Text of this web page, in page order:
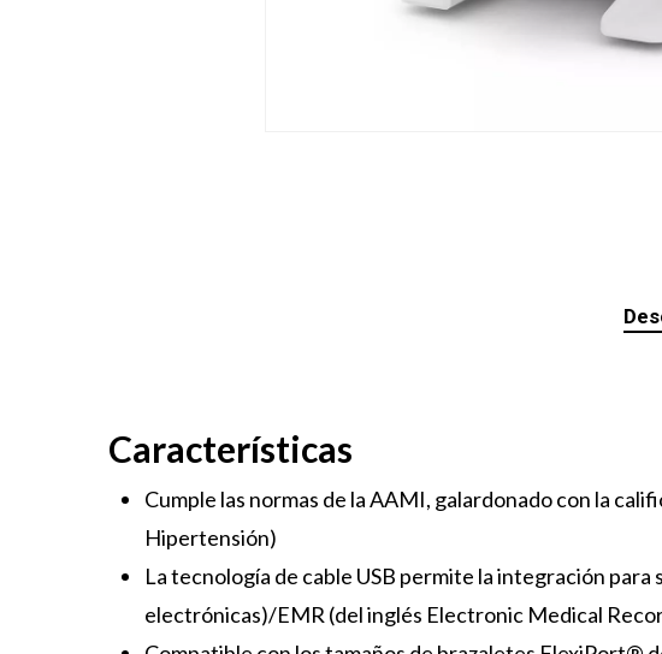
Características
Cumple las normas de la AAMI, galardonado con la
Hipertensión)
La tecnología de cable USB permite la integración
electrónicas)/EMR (del inglés Electronic Medical